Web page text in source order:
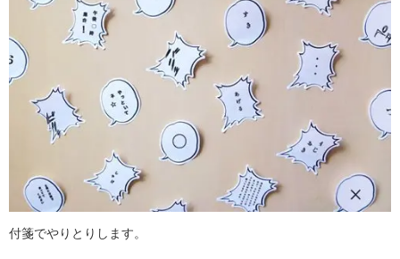
付箋でやりとりします。